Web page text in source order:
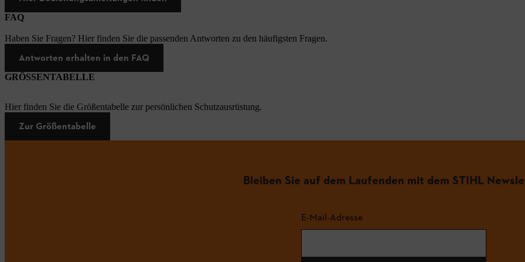
FAQ
Haben Sie Fragen? Hier finden Sie die passenden Antworten zu den häufigsten Fragen.
Antworten erhalten in den FAQ
GRÖSSENTABELLE
Hier finden Sie die Größentabelle zur persönlichen Schutzausrüstung.
Zur Größentabelle
Bleiben Sie auf dem Laufenden mit dem STIHL
E-Mail-Adresse